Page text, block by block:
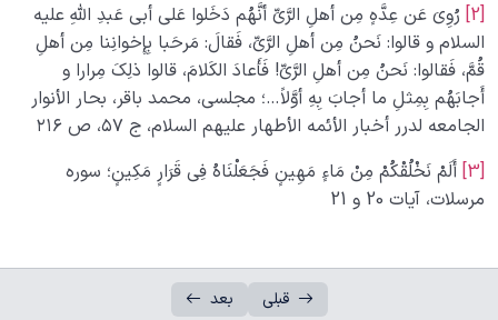
[2]
رُوِیَ عَن عِدَّهٍ مِن أهلِ الرَّیِّ أنَّهُم دَخَلوا عَلى أبی عَبدِ اللّهِ علیه
السلام و قالوا: نَحنُ مِن أهلِ الرَّیِّ، فَقالَ: مَرحَبا بِإِخوانِنا مِن أهلِ
قُمَّ، فَقالوا: نَحنُ مِن أهلِ الرَّیِّ! فَأَعادَ الکَلامَ، قالوا ذلِکَ مِرارا و
أَجابَهُم بِمِثلِ ما أجابَ بِهِ أوَّلاً…؛ مجلسی، محمد باقر، بحار الأنوار
الجامعه لدرر أخبار الأئمه الأطهار علیهم السلام، ج ۵۷، ص ۲۱۶
[3]
أَلَمْ نَخْلُقْکُمْ مِنْ مَاءٍ مَهِینٍ فَجَعَلْنَاهُ فِی قَرَارٍ مَکِینٍ؛ سوره
مرسلات، آیات 20 و 21
قبلی بعد